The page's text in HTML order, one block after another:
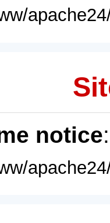
notice